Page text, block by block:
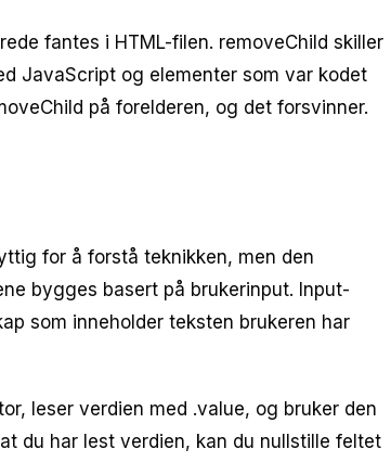
fantes i HTML-filen. removeChild skiller
JavaScript og elementer som var kodet
på forelderen, og det forsvinner.
for å forstå teknikken, men den
bygges basert på brukerinput. Input-
som inneholder teksten brukeren har
leser verdien med .value, og bruker den
du har lest verdien, kan du nullstille feltet